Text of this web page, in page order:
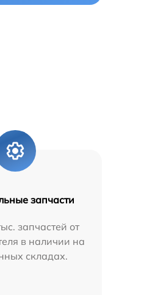
запчасти
запчастей от
в наличии на
складах.